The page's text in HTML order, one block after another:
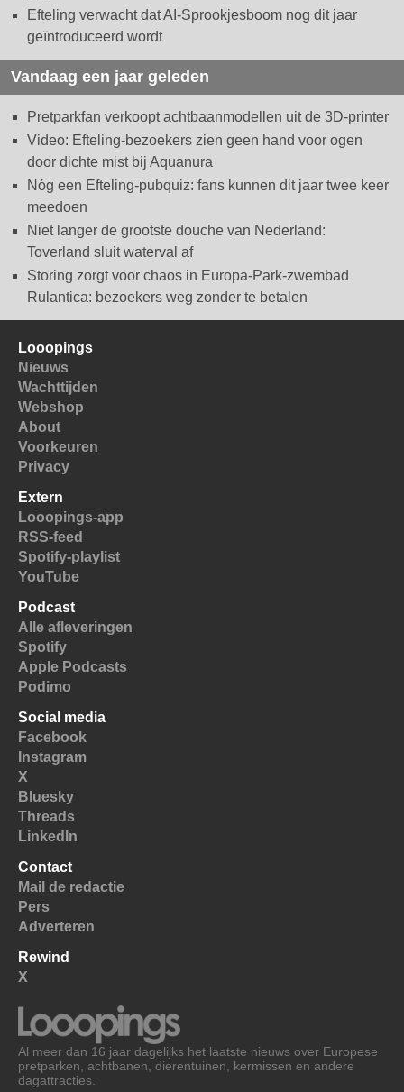
Efteling verwacht dat AI-Sprookjesboom nog dit jaar
geïntroduceerd wordt
Vandaag een jaar geleden
Pretparkfan verkoopt achtbaanmodellen uit de 3D-printer
Video: Efteling-bezoekers zien geen hand voor ogen
door dichte mist bij Aquanura
Nóg een Efteling-pubquiz: fans kunnen dit jaar twee keer
meedoen
Niet langer de grootste douche van Nederland:
Toverland sluit waterval af
Storing zorgt voor chaos in Europa-Park-zwembad
Rulantica: bezoekers weg zonder te betalen
Looopings
Nieuws
Wachttijden
Webshop
About
Voorkeuren
Privacy
Extern
Looopings-app
RSS-feed
Spotify-playlist
YouTube
Podcast
Alle afleveringen
Spotify
Apple Podcasts
Podimo
Social media
Facebook
Instagram
X
Bluesky
Threads
LinkedIn
Contact
Mail de redactie
Pers
Adverteren
Rewind
X
Al meer dan 16 jaar dagelijks het laatste nieuws over Europese
pretparken, achtbanen, dierentuinen, kermissen en andere
dagattracties.